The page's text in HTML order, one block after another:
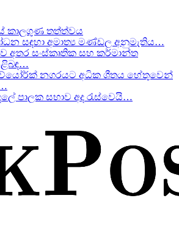
කාලගුණ තත්ත්වය
සඳහා අමාත්‍ය මණ්ඩල අනුමැතිය…
අතර සංස්කෘතික සහ කර්මාන්ත
නගරයට අධික ශීතය හේතුවෙන්
පාලක සභාව අද රැස්වෙයි…